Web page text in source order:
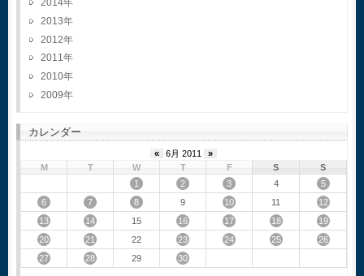
2014
2013
2012
2011
2010
2009
カレンダー
« 6月 2011
»
M
T W T F S
S
1
2 3 4
5
6
7 8 9 10 11
12
13
14 15 16 17 18
19
20
21 22 23 24 25
26
27
28 29 30